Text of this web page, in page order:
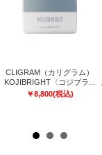
CLIGRAM（カリグラム）
KOJIBRIGHT〈コジブラ...
￥8,800(税込)